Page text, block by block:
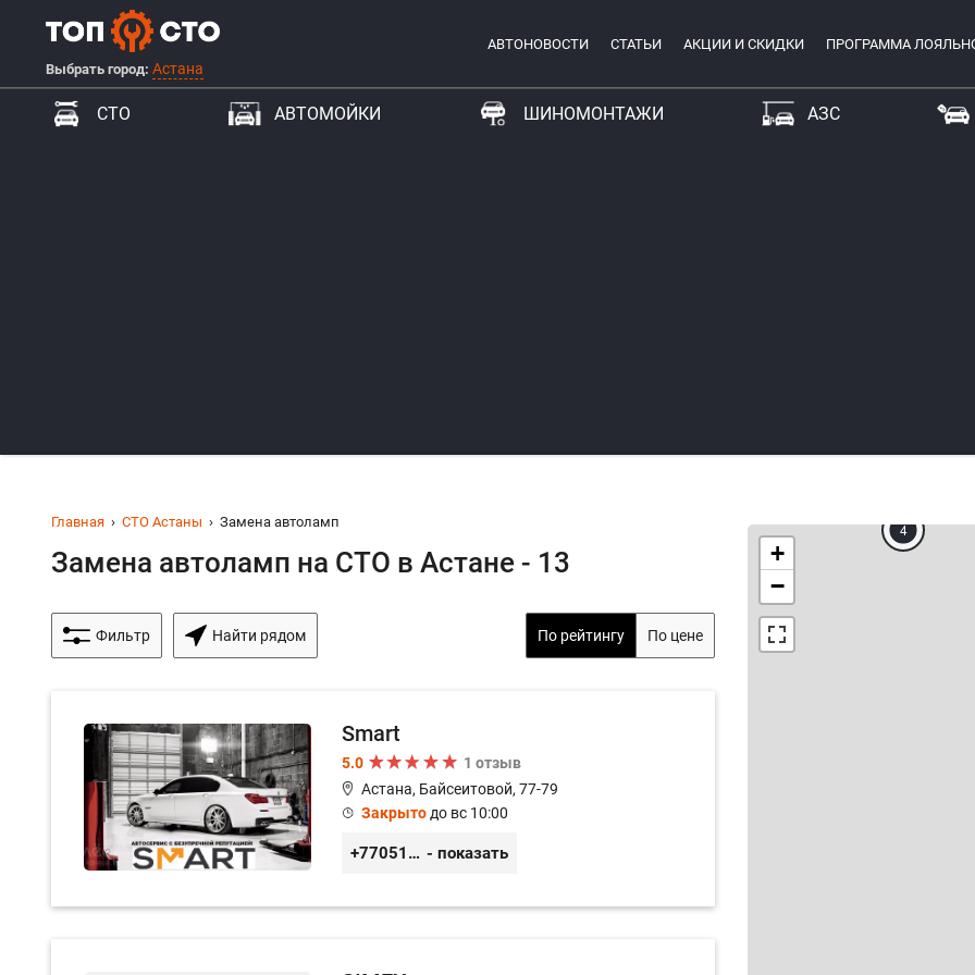
Выбрать город: Астана
АВТОНОВОСТИ СТАТЬИ АКЦИИ И СКИДКИ ПРОГРАММА
СТО АВТОМОЙКИ ШИНОМОНТАЖИ АЗС
Главная СТО Астаны Замена автоламп
Замена автоламп на СТО в Астане - 13
Фильтр Найти рядом По рейтингу По цене
Smart
5.0
1 отзыв
Астана, Байсеитовой, 77-79
Закрытодо вс 10:00
+77051092269 - показать
4
+
−